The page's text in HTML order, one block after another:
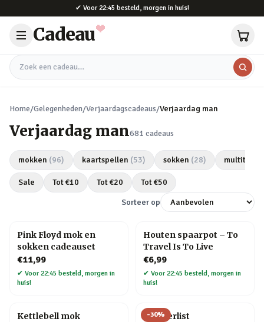
✔ Voor 22:45 besteld, morgen in huis!
Cadeau
Zoek een cadeau
Home/Gelegenheden/Verjaardagscadeaus/Verjaardag man
Verjaardag man681 cadeaus
mokken (96) kaartspellen (53) sokken (28) multitools
Sale Tot €10 Tot €20 Tot €50
Sorteer op
Pink Floyd mok en
sokken cadeauset
€11,99
✔ Voor 22:45 besteld, morgen in
huis!
Houten spaarpot – To
Travel Is To Live
€6,99
✔ Voor 22:45 besteld, morgen in
huis!
Kettlebell mok -30%
Wanderlist